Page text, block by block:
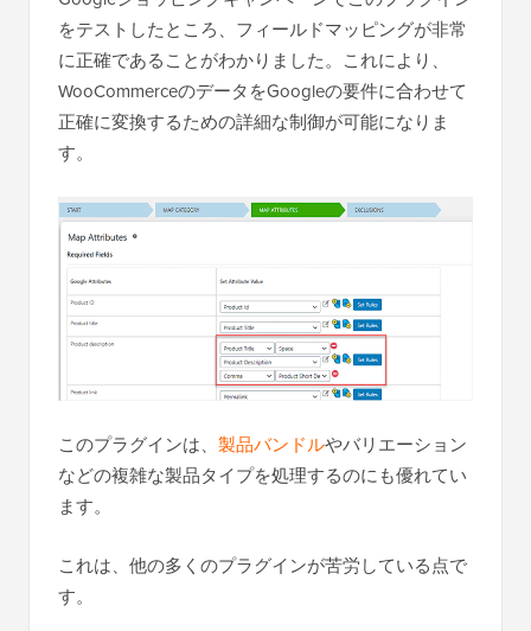
をテストしたところ、フィールドマッピングが非常
に正確であることがわかりました。これにより、
WooCommerceのデータをGoogleの要件に合わせて
正確に変換するための詳細な制御が可能になりま
す。
このプラグインは、 製品バンドルやバリエーション
などの複雑な製品タイプを処理するのにも優れてい
ます。
これは、他の多くのプラグインが苦労している点で
す。